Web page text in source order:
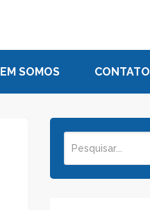
SOMOS CONTATO